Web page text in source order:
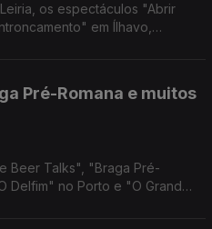
os espectáculos "Abrir
em Ílhavo,
Pré-Romana e muitos
Beer Talks", "Braga Pré-
Delfim" no Porto e "O Grande